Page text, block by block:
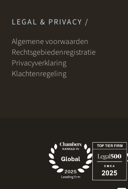
LEGAL & PRIVACY /
Algemene voorwaarden
Rechtsgebiedenregistratie
Privacyverklaring
Klachtenregeling